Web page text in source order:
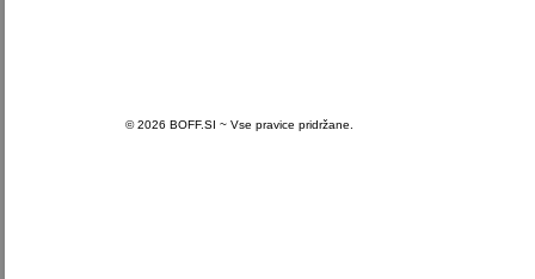
© 2026 BOFF.SI ~ Vse pravice pridržane.